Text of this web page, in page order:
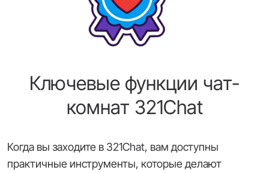
Ключевые функции чат-
комнат 321Chat
Когда вы заходите в 321Chat, вам доступны
практичные инструменты, которые делают